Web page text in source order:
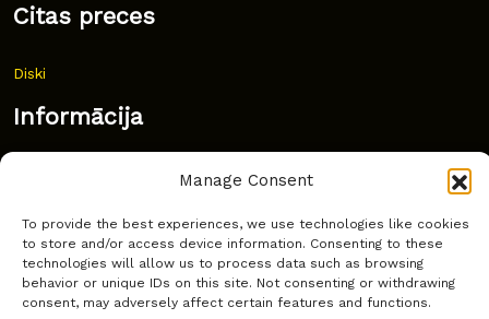
Manage Consent
To provide the best experiences, we use technologies like cookies
to store and/or access device information. Consenting to these
technologies will allow us to process data such as browsing
behavior or unique IDs on this site. Not consenting or withdrawing
consent, may adversely affect certain features and functions.
Citas preces
Diski
Informācija
Kur pirkt?
Sīkdatņu politika